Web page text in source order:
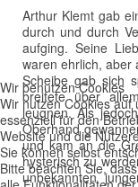
Arthur Klemt gab
durch und durch
aufging. Seine
waren ehrlich, aber
Scheibe gab sich
breitete über
leugnen. Als
Oberhand
und kam an die
hysterisch zu
unbekannten
Wir benutzen Cookies
Wir nutzen Cookies auf
essenziell für den
Website und die
Sie können selbst
Bitte beachten Sie,